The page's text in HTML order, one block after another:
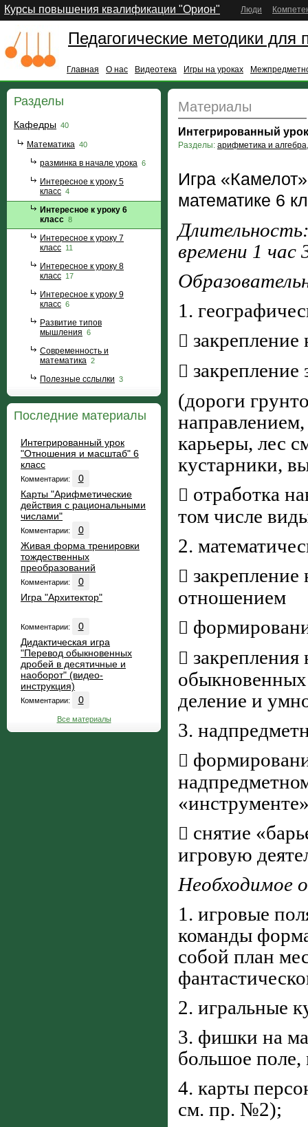
Курсы повышения квалификации "Орион" Люди
Педагогические методики для
Главная О нас Видеотека Игры на уроках
Разделы
Кафедры 40
Математика 40
разминка в начале урока 6
Интересное к уроку 5
класс 4
Интересное к уроку 6
класс 8
Интересное к уроку 7
класс 11
Интересное к уроку 8
класс 17
Интересное к уроку 9
класс 6
Развитие типов
мышления 6
Современность и
математика 2
Полезные сслылки 3
Последние материалы
Интегрированный урок
"Отношения и масштаб" 6
класс
Комментарии:
0
Карты "Арифметические
действия с рациональными
числами"
Комментарии:
0
Живая форма тренировки
тождественных
преобразований
Комментарии:
0
Игра "Архитектор"
Комментарии:
0
Дидактическая игра
"Перевод обыкновенных
дробей в десятичные и
наоборот" (видео-
инструкция)
Комментарии: 0
Все материалы
Материалы
Интегрированный
Разделы: арифметика и алгебра
Игра
математике 6
времени 1 час
1.


(дороги
карьеры, лес
кустарники,
 отработка
том числе
2.

отношением


деление и
3.

 снятие
игровую
Необходимое
1. игровые
команды
собой план
2. игральные
3. фишки на
большое
4. карты
см. пр. №2);